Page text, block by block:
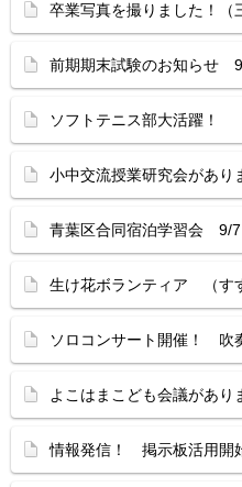
卒業写真を撮りました！（
前期期末試験のお知らせ
ソフトテニス部大活躍！
小中交流授業研究会があ
青葉区合同宿泊学習会 9/
生け花ボランティア （す
ソロコンサート開催！ 吹
よこはまこども会議があり
情報発信！ 掲示板活用開